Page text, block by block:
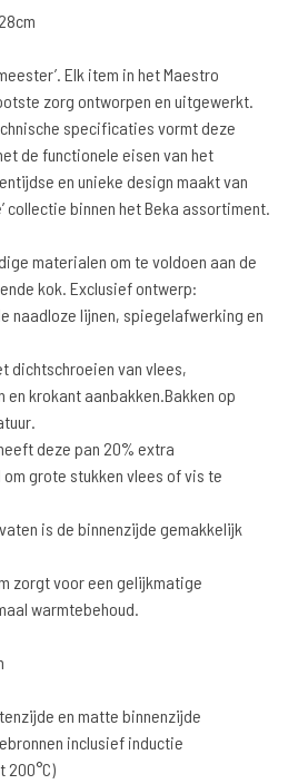
Elk item in het Maestro
zorg ontworpen en uitgewerkt.
specificaties vormt deze
de functionele eisen van het
en unieke design maakt van
collectie binnen het Beka assortiment.
materialen om te voldoen aan de
kok. Exclusief ontwerp:
naadloze lijnen, spiegelafwerking en
dichtschroeien van vlees,
krokant aanbakken.Bakken op
deze pan 20% extra
grote stukken vlees of vis te
is de binnenzijde gemakkelijk
zorgt voor een gelijkmatige
warmtebehoud.
en matte binnenzijde
inclusief inductie
200°C)